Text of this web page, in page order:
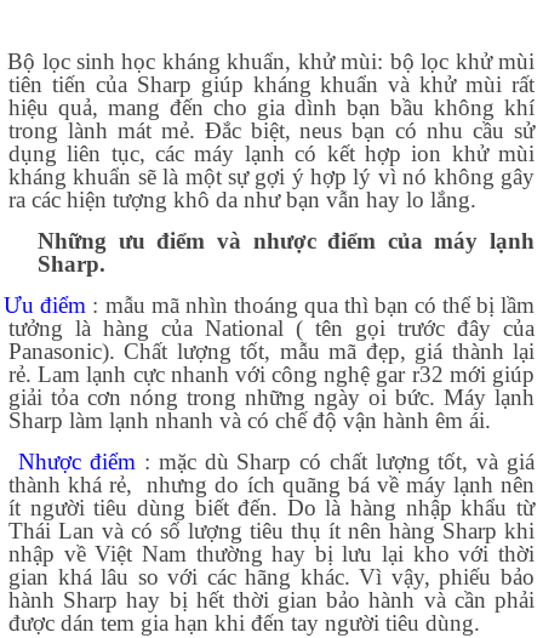
Bộ lọc sinh học kháng khuẩn, khử mùi: bộ lọc khử mùi
tiên tiến của Sharp giúp kháng khuẩn và khử mùi rất
hiệu quả, mang đến cho gia dình bạn bầu không khí
trong lành mát mẻ. Đắc biệt, neus bạn có nhu cầu sử
dụng liên tục, các máy lạnh có kết hợp ion khử mùi
kháng khuẩn sẽ là một sự gợi ý hợp lý vì nó không gây
ra các hiện tượng khô da như bạn vẫn hay lo lắng.
Những ưu điểm và nhược điểm của máy lạnh
Sharp.
Ưu điểm : mẫu mã nhìn thoáng qua thì bạn có thể bị lầm
tưởng là hàng của National ( tên gọi trước đây của
Panasonic). Chất lượng tốt, mẫu mã đẹp, giá thành lại
rẻ. Lam lạnh cực nhanh với công nghệ gar r32 mới giúp
giải tỏa cơn nóng trong những ngày oi bức. Máy lạnh
Sharp làm lạnh nhanh và có chế độ vận hành êm ái.
Nhược điểm : mặc dù Sharp có chất lượng tốt, và giá
thành khá rẻ,
nhưng do ích quãng bá về máy lạnh nên
ít người tiêu dùng biết đến. Do là hàng nhập khẩu từ
Thái Lan và có số lượng tiêu thụ ít nên hàng Sharp khi
nhập về Việt Nam thường hay bị lưu lại kho với thời
gian khá lâu so với các hãng khác. Vì vậy, phiếu bảo
hành Sharp hay bị hết thời gian bảo hành và cần phải
được dán tem gia hạn khi đến tay người tiêu dùng.